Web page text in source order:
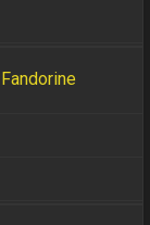
Fandorine